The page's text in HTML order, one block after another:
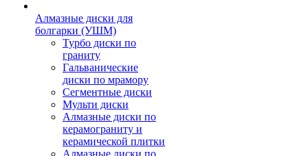
Алмазные диски для
болгарки (УШМ)
Турбо диски по
граниту
Гальванические
диски по мрамору
Сегментные диски
Мульти диски
Алмазные диски по
керамограниту и
керамической плитки
Алмазные диски по